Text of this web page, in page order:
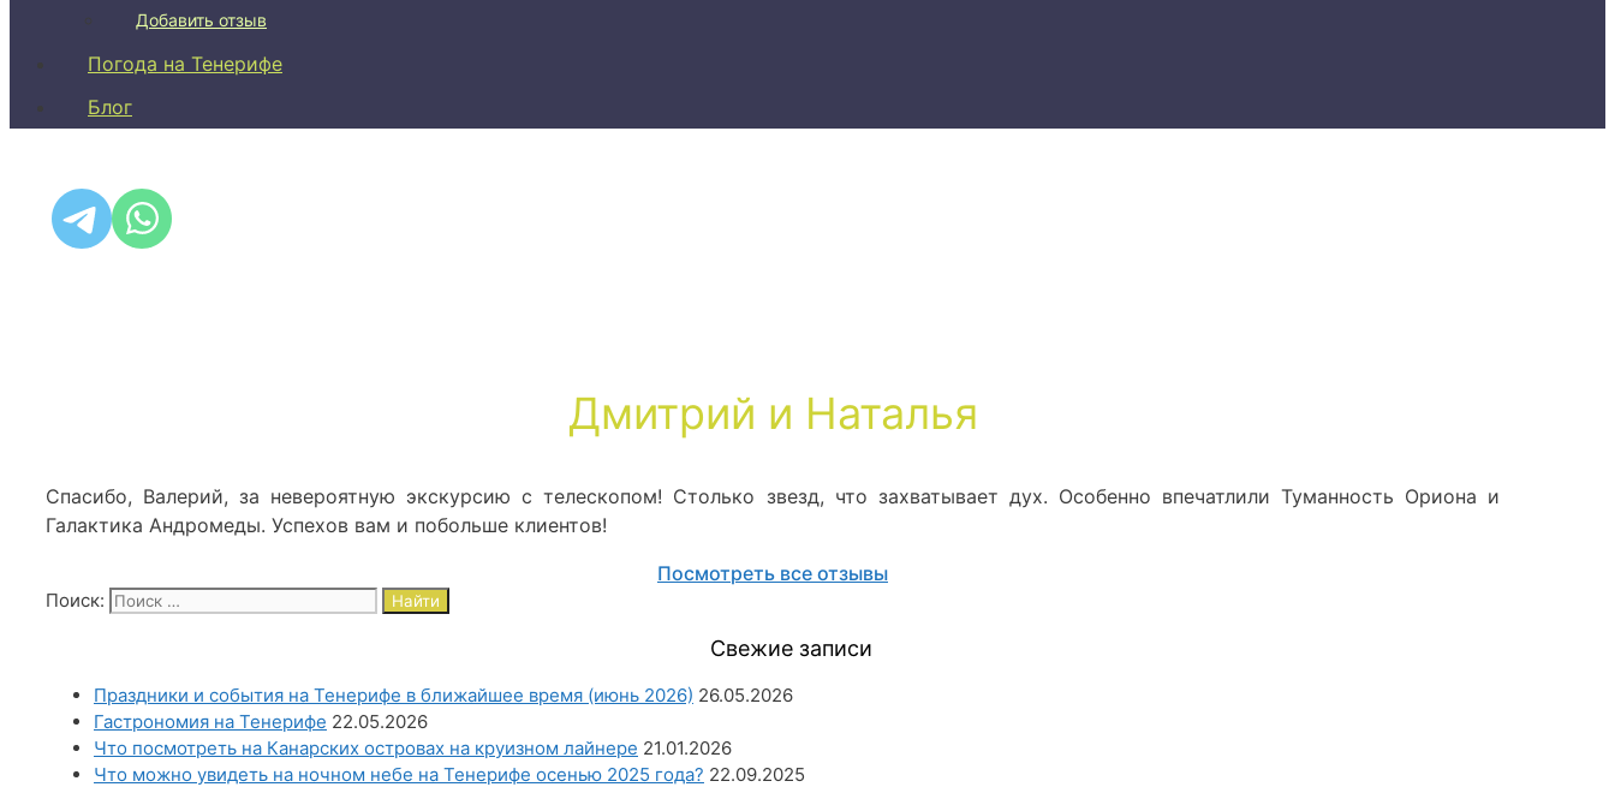
Добавить отзыв
Погода на Тенерифе
Блог
Дмитрий и Наталья
Спасибо, Валерий, за невероятную экскурсию с телескопом! Столько звезд, что захватывает дух. Особенно впечатлили Туманность Ориона и
Галактика Андромеды. Успехов вам и побольше клиентов!
Посмотреть все отзывы
Поиск:
Свежие записи
Праздники и события на Тенерифе в ближайшее время (июнь 2026) 26.05.2026
Гастрономия на Тенерифе 22.05.2026
Что посмотреть на Канарских островах на круизном лайнере 21.01.2026
Что можно увидеть на ночном небе на Тенерифе осенью 2025 года? 22.09.2025